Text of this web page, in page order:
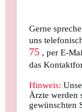
Gerne
uns
75 , per E-
das
Hinweis:
Ärzte werden
gewünschten